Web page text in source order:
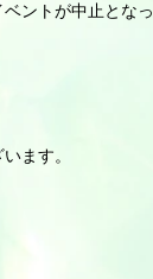
ントが中止となっ
ます。​